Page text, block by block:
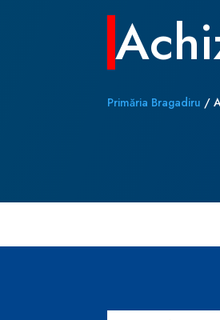
Primăria Bragadiru /